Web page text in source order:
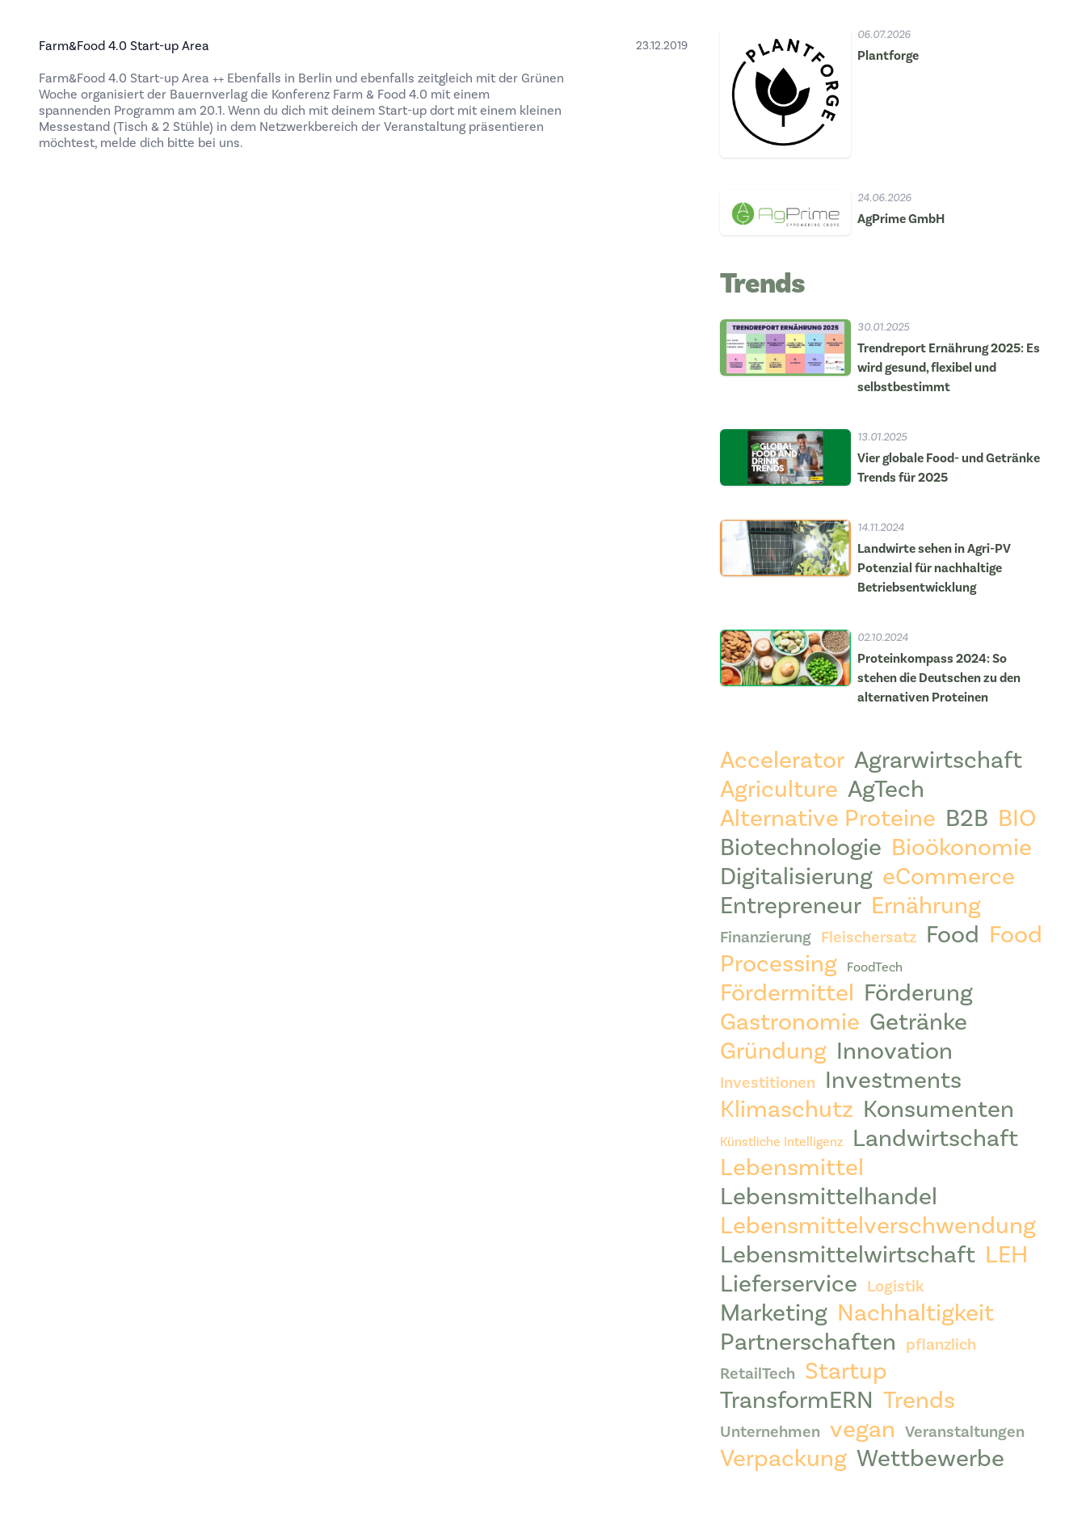
Farm&Food 4.0 Start-up Area 23.12.2019
Farm&Food 4.0 Start-up Area ++ Ebenfalls in Berlin und ebenfalls zeitgleich mit der Grünen
Woche organisiert der Bauernverlag die Konferenz Farm & Food 4.0 mit einem
spannenden Programm am 20.1. Wenn du dich mit deinem Start-up dort mit einem kleinen
Messestand (Tisch & 2 Stühle) in dem Netzwerkbereich der Veranstaltung präsentieren
möchtest, melde dich bitte bei uns.
06.07.2026
Plantforge
24.06.2026
AgPrime GmbH
Trends
30.01.2025
Trendreport Ernährung 2025: Es
wird gesund, flexibel und
selbstbestimmt
13.01.2025
Vier globale Food- und Getränke
Trends für 2025
14.11.2024
Landwirte sehen in Agri-PV
Potenzial für nachhaltige
Betriebsentwicklung
02.10.2024
Proteinkompass 2024: So
stehen die Deutschen zu den
alternativen Proteinen
Accelerator Agrarwirtschaft
Agriculture AgTech
Alternative Proteine B2B BIO
Biotechnologie Bioökonomie
Digitalisierung eCommerce
Entrepreneur Ernährung
Finanzierung Fleischersatz Food Food
Processing
FoodTech
Fördermittel Förderung
Gastronomie Getränke
Gründung Innovation
Investitionen Investments
Klimaschutz Konsumenten
Künstliche Intelligenz
Landwirtschaft
Lebensmittel
Lebensmittelhandel
Lebensmittelverschwendung
Lebensmittelwirtschaft LEH
Lieferservice Logistik
Marketing Nachhaltigkeit
Partnerschaften pflanzlich
RetailTech Startup
TransformERN Trends
Unternehmen vegan Veranstaltungen
Verpackung Wettbewerbe